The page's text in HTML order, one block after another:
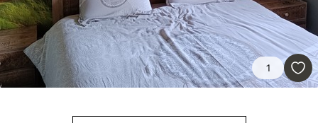
Premium vinüül
65.0039.00€/m²
Peel and Stick
81.6749.00€/m²
1